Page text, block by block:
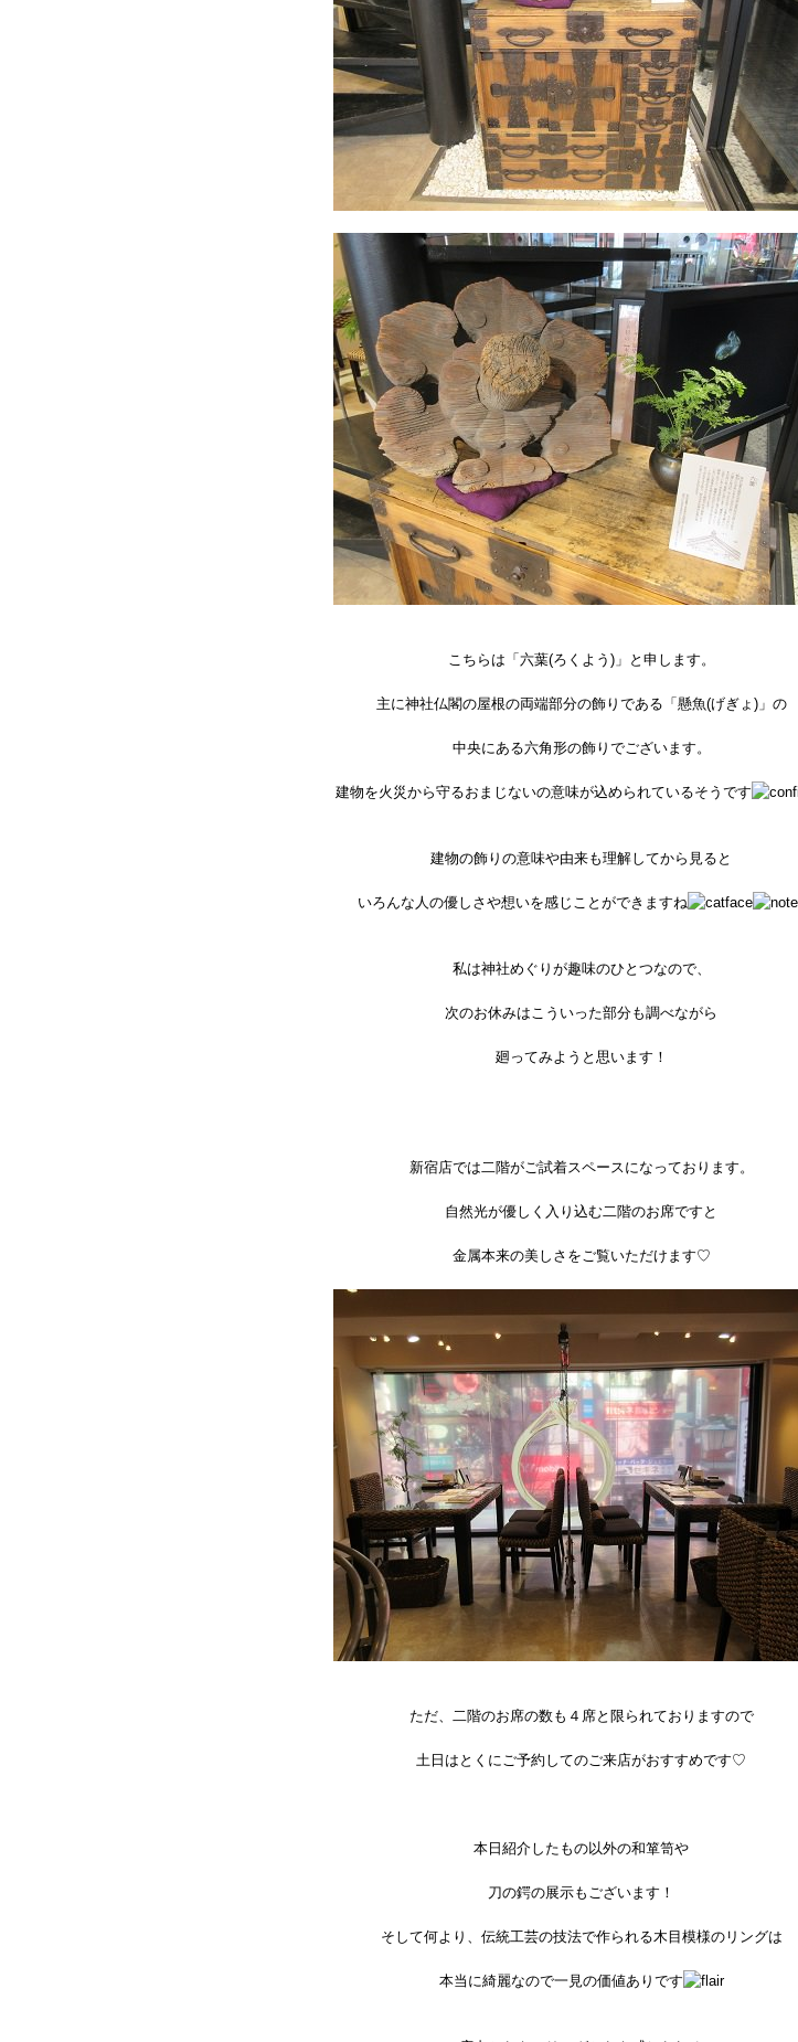
こちらは「六葉(ろくよう)」と申します。
主に神社仏閣の屋根の両端部分の飾りである「懸魚(げぎょ)」の
中央にある六角形の飾りでございます。
建物を火災から守るおまじないの意味が込められているそうです
建物の飾りの意味や由来も理解してから見ると
いろんな人の優しさや想いを感じことができますね
私は神社めぐりが趣味のひとつなので、
次のお休みはこういった部分も調べながら
廻ってみようと思います！
新宿店では二階がご試着スペースになっております。
自然光が優しく入り込む二階のお席ですと
金属本来の美しさをご覧いただけます♡
ただ、二階のお席の数も４席と限られておりますので
土日はとくにご予約してのご来店がおすすめです♡
本日紹介したもの以外の和箪笥や
刀の鍔の展示もございます！
そして何より、伝統工芸の技法で作られる木目模様のリングは
本当に綺麗なので一見の価値ありです